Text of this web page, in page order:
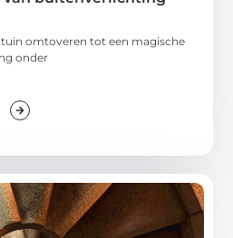
omtoveren tot een magische
onder